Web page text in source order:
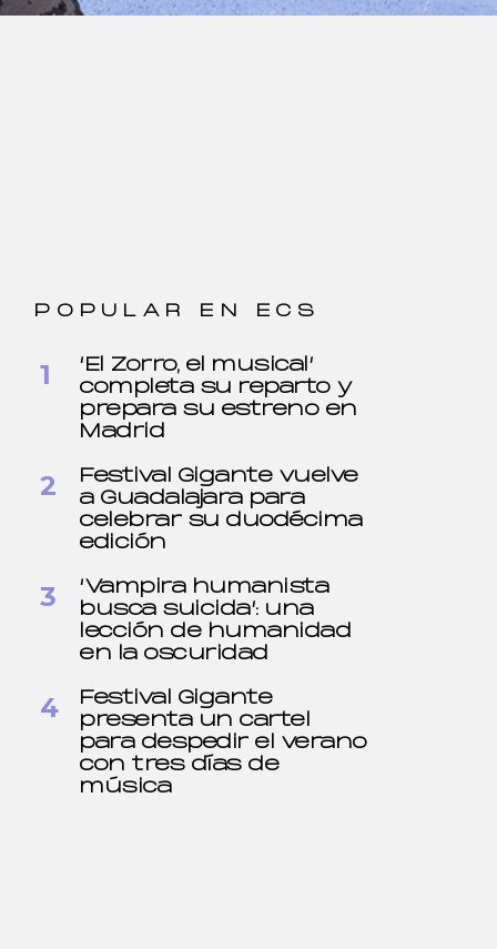
POPULAR EN ECS
‘El Zorro, el musical’
completa su reparto y
prepara su estreno en
Madrid
Festival Gigante vuelve
a Guadalajara para
celebrar su duodécima
edición
‘Vampira humanista
busca suicida’: una
lección de humanidad
en la oscuridad
Festival Gigante
presenta un cartel
para despedir el verano
con tres días de
música